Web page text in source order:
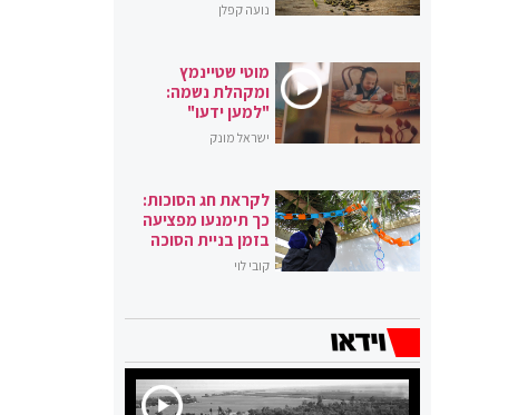
נועה קפלן
מוטי שטיינמץ
ומקהלת נשמה:
"למען ידעו"
ישראל מונק
לקראת חג הסוכות:
כך תימנעו מפציעה
בזמן בניית הסוכה
קובי לוי